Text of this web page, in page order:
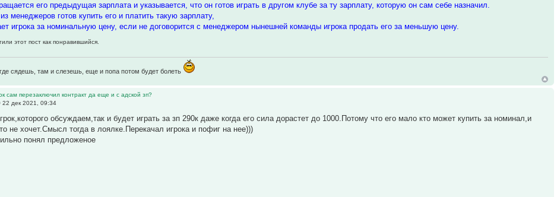
его предыдущая зарплата и указывается, что он готов играть в другом клубе за ту зарплату, которую он сам себе назначил.
менеджеров готов купить его и платить такую зарплату,
игрока за номинальную цену, если не договорится с менеджером нынешней команды игрока продать его за меньшую цену.
этот пост как понравившийся.
сядешь, там и слезешь, еще и попа потом будет болеть
сам перезаключил контракт да еще и с адской зп?
22 дек 2021, 09:34
обсуждаем,так и будет играть за зп 290к даже когда его сила дорастет до 1000.Потому что его мало кто может купить за номинал,и
не хочет.Смысл тогда в лоялке.Перекачал игрока и пофиг на нее)))
понял предложеное